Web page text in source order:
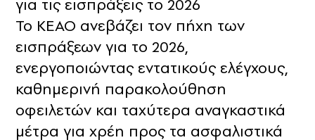
για τις εισπράξεις το 2026
Το ΚΕΑΟ ανεβάζει τον πήχη των
εισπράξεων για το 2026,
ενεργοποιώντας εντατικούς ελέγχους,
καθημερινή παρακολούθηση
οφειλετών και ταχύτερα αναγκαστικά
μέτρα για χρέη προς τα ασφαλιστικά